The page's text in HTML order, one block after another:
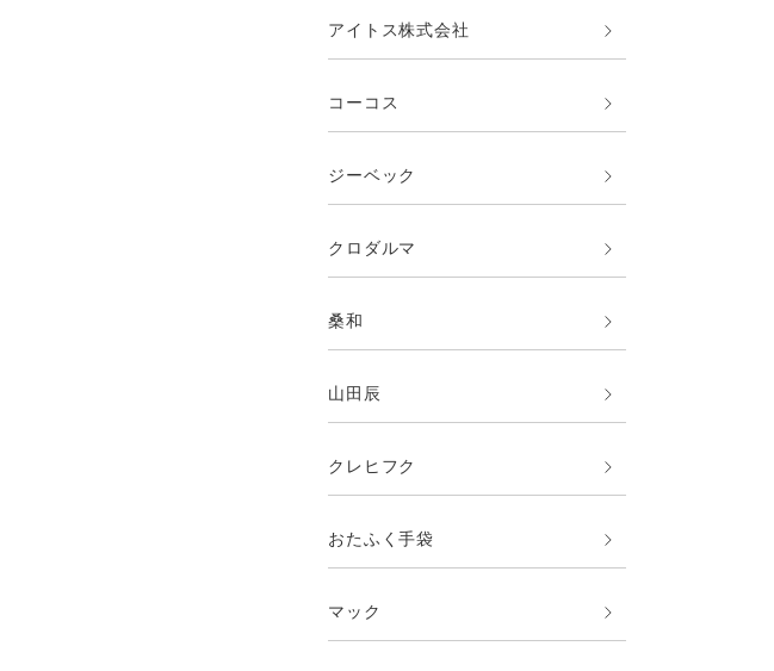
アイトス株式会社
コーコス
ジーベック
クロダルマ
桑和
山田辰
クレヒフク
おたふく手袋
マック